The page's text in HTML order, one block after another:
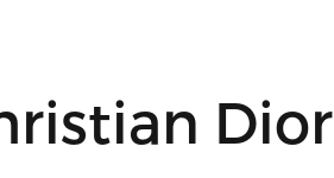
Dior